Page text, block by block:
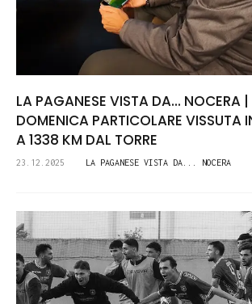
LA PAGANESE VISTA DA... NOCERA
DOMENICA PARTICOLARE VISSUTA
A 1338 KM DAL TORRE
23.12.2025 LA PAGANESE VISTA DA... NOCERA